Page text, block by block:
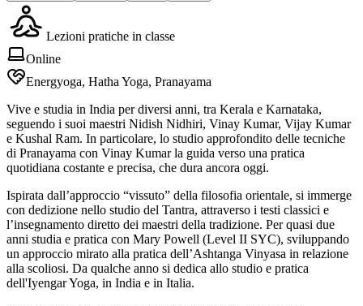
Lezioni pratiche in classe
Online
Energyoga, Hatha Yoga, Pranayama
Vive e studia in India per diversi anni, tra Kerala e Karnataka,
seguendo i suoi maestri Nidish Nidhiri, Vinay Kumar, Vijay Kumar
e Kushal Ram. In particolare, lo studio approfondito delle tecniche
di Pranayama con Vinay Kumar la guida verso una pratica
quotidiana costante e precisa, che dura ancora oggi.
Ispirata dall’approccio “vissuto” della filosofia orientale, si immerge
con dedizione nello studio del Tantra, attraverso i testi classici e
l’insegnamento diretto dei maestri della tradizione. Per quasi due
anni studia e pratica con Mary Powell (Level II SYC), sviluppando
un approccio mirato alla pratica dell’Ashtanga Vinyasa in relazione
alla scoliosi. Da qualche anno si dedica allo studio e pratica
dell'Iyengar Yoga, in India e in Italia.